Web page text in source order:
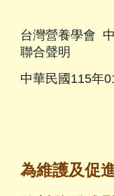
台灣營養學會
聯合聲明
中華民國115年
為維護及促